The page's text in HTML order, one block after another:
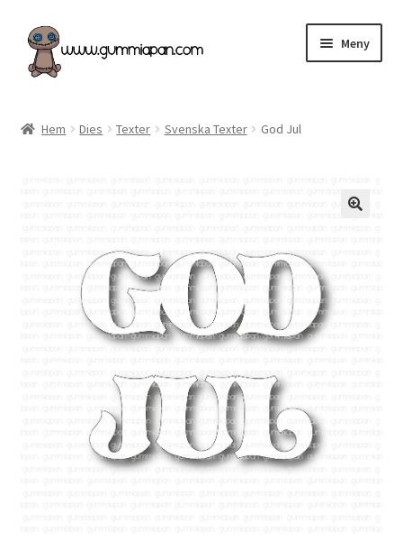
Hoppa
till
navigering
Hoppa
till
innehåll
Meny
Hem Dies Texter Svenska Texter God Jul